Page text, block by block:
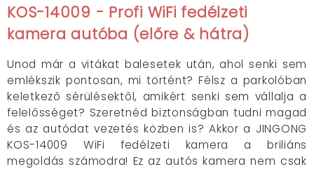
KOS-14009 - Profi WiFi fedélzeti
kamera autóba (előre & hátra)
Unod már a vitákat balesetek után, ahol senki sem
emlékszik pontosan, mi történt? Félsz a parkolóban
keletkező sérülésektől, amikért senki sem vállalja a
felelősséget? Szeretnéd biztonságban tudni magad
és az autódat vezetés közben is? Akkor a JINGONG
KOS-14009 WiFi fedélzeti kamera a briliáns
megoldás számodra! Ez az autós kamera nem csak